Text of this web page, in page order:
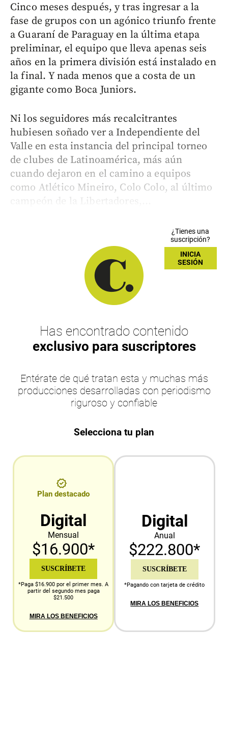
Cinco meses después, y tras ingresar a la
fase de grupos con un agónico triunfo frente
a Guaraní de Paraguay en la última etapa
preliminar, el equipo que lleva apenas seis
años en la primera división está instalado en
la final. Y nada menos que a costa de un
gigante como Boca Juniors.
Ni los seguidores más recalcitrantes
hubiesen soñado ver a Independiente del
Valle en esta instancia del principal torneo
de clubes de Latinoamérica, más aún
cuando dejaron en el camino a equipos
como Atlético Mineiro, Colo Colo, al último
campeón de la Libertadores,...
¿Tienes una
suscripción?
INICIA
SESIÓN
Has encontrado contenido
exclusivo para suscriptores
Entérate de qué tratan esta y muchas más
producciones desarrolladas con periodismo
riguroso y confiable
Selecciona tu plan
Plan destacado
Digital
Mensual
$16.900*
SUSCRÍBETE
*Paga $16.900 por el primer mes. A
partir del segundo mes paga
$21.500
MIRA LOS BENEFICIOS
Digital
Anual
$222.800*
SUSCRÍBETE
*Pagando con tarjeta de crédito
MIRA LOS BENEFICIOS